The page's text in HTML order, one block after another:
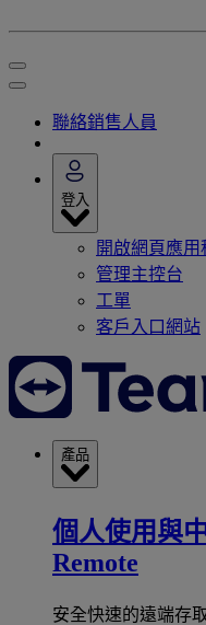
聯絡銷售人員
登入
開啟網頁應用
管理主控台
工單
客戶入口網站
產品
個人使用與
Remote
安全快速的遠端存